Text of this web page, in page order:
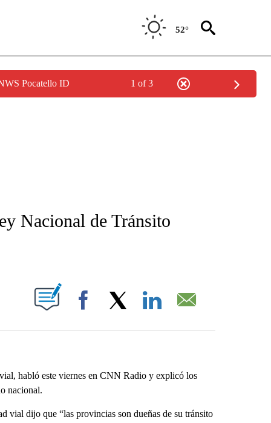
52°
Pocatello ID 1 of 3
ABOUT NEW PAGES ON "CNN-SPANISH".
Nacional de Tránsito
NEW PAGES ON "".
Facebook
habló este viernes en CNN Radio y explicó los
nacional.
vial dijo que “las provincias son dueñas de su tránsito